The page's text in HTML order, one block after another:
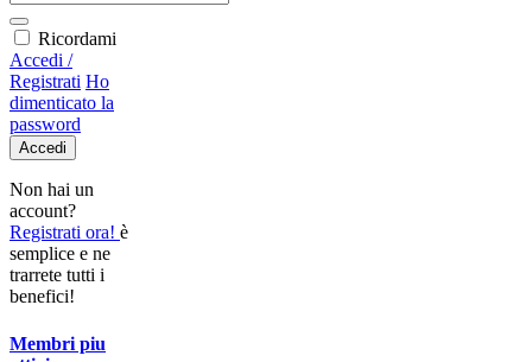
Ricordami
Accedi /
Registrati Ho
dimenticato la
password
Accedi
Non hai un
account?
Registrati ora! è
semplice e ne
trarrete tutti i
benefici!
Membri piu